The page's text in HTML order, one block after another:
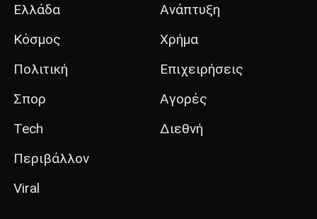
Ελλάδα
Κόσμος
Πολιτική
Σπορ
Tech
Περιβάλλον
Viral
Ανάπτυξη
Χρήμα
Επιχειρήσεις
Αγορές
Διεθνή